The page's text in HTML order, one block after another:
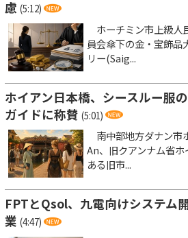
慮 (5:12)
ホーチミン市上級人
員会傘下の金・宝飾品
リー(Saig...
ホイアン日本橋、シースルー服
ガイドに称賛 (5:01)
南中部地方ダナン市
An、旧クアンナム省
ある旧市...
FPTとQsol、九電向けシステム
業 (4:47)